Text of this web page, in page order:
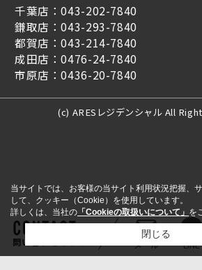
千葉店：043-202-7840
鎌取店：043-293-7840
都賀店：043-214-7840
成田店：0476-24-7840
市原店：0436-20-7840
(c) ARESレジデンシャル All
問い合わせをする メール LINE
当サイトでは、お客様の当サイト利用状況把握、
して、クッキー（Cookie）を使用しています。
詳しくは、当社の 「Cookieの取扱いについて」 を
閉じる